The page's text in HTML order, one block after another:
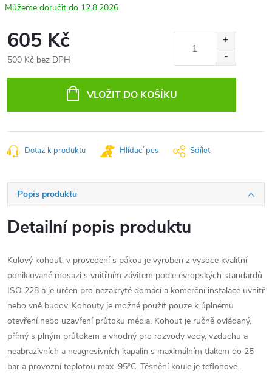
12.8.2026
605 Kč
500 Kč bez DPH
VLOŽIT DO KOŠÍKU
Dotaz k produktu Hlídací pes Sdílet
Popis produktu
Detailní popis produktu
Kulový kohout, v provedení s pákou je vyroben z vysoce kvalitní
poniklované mosazi s vnitřním závitem podle evropských standardů
ISO 228 a je určen pro nezakryté domácí a komerční instalace uvnitř
nebo vně budov. Kohouty je možné použít pouze k úplnému
otevření nebo uzavření průtoku média. Kohout je ručně ovládaný,
přímý s plným průtokem a vhodný pro rozvody vody, vzduchu a
neabrazivních a neagresivních kapalin s maximálním tlakem do 25
bar a provozní teplotou max. 95°C. Těsnění koule je teflonové.